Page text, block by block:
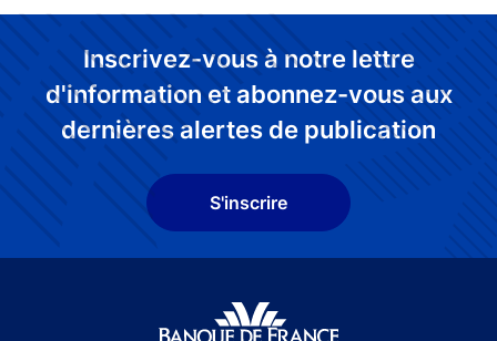
Inscrivez-vous à notre lettre
d'information et abonnez-vous aux
dernières alertes de publication
S'inscrire